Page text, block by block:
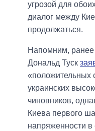
угрозой для
диалог между
продолжаться.
Напомним,
Дональд Туск
«положительных
украинских
чиновников,
Киева первого
напряженности